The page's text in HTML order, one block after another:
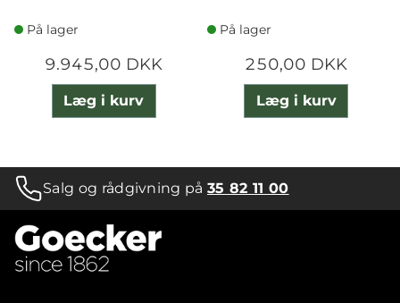
På lager
9.945,00 DKK
Læg i kurv
På lager
250,00 DKK
Læg i kurv
Salg og rådgivning på35 82 11 00